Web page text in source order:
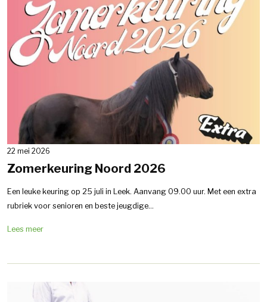
22 mei 2026
Zomerkeuring Noord 2026
Een leuke keuring op 25 juli in Leek. Aanvang 09.00 uur. Met een extra
rubriek voor senioren en beste jeugdige...
Lees meer